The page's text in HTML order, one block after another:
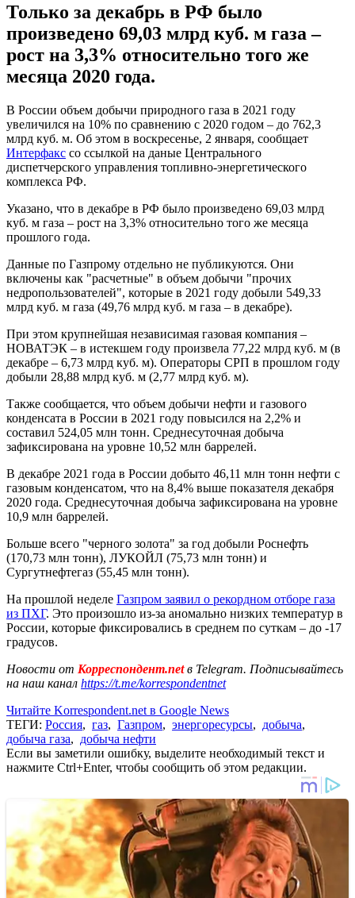
Только за декабрь в РФ было
произведено 69,03 млрд куб. м газа –
рост на 3,3% относительно того же
месяца 2020 года.
В России объем добычи природного газа в 2021 году
увеличился на 10% по сравнению с 2020 годом – до 762,3
млрд куб. м. Об этом в воскресенье, 2 января, сообщает
Интерфакс со ссылкой на даные Центрального
диспетчерского управления топливно-энергетического
комплекса РФ.
Указано, что в декабре в РФ было произведено 69,03 млрд
куб. м газа – рост на 3,3% относительно того же месяца
прошлого года.
Данные по Газпрому отдельно не публикуются. Они
включены как "расчетные" в объем добычи "прочих
недропользователей", которые в 2021 году добыли 549,33
млрд куб. м газа (49,76 млрд куб. м газа – в декабре).
При этом крупнейшая независимая газовая компания –
НОВАТЭК – в истекшем году произвела 77,22 млрд куб. м (в
декабре – 6,73 млрд куб. м). Операторы СРП в прошлом году
добыли 28,88 млрд куб. м (2,77 млрд куб. м).
Также сообщается, что объем добычи нефти и газового
конденсата в России в 2021 году повысился на 2,2% и
составил 524,05 млн тонн. Среднесуточная добыча
зафиксирована на уровне 10,52 млн баррелей.
В декабре 2021 года в России добыто 46,11 млн тонн нефти с
газовым конденсатом, что на 8,4% выше показателя декабря
2020 года. Среднесуточная добыча зафиксирована на уровне
10,9 млн баррелей.
Больше всего "черного золота" за год добыли Роснефть
(170,73 млн тонн), ЛУКОЙЛ (75,73 млн тонн) и
Сургутнефтегаз (55,45 млн тонн).
На прошлой неделе Газпром заявил о рекордном отборе газа
из ПХГ. Это произошло из-за аномально низких температур в
России, которые фиксировались в среднем по суткам – до -17
градусов.
Новости от Корреспондент.netв Telegram. Подписывайтесь
на наш канал https://t.me/korrespondentnet
Читайте Korrespondent.net в Google News
ТЕГИ: Россия, газ, Газпром, энергоресурсы, добыча,
добыча газа, добыча нефти
Если вы заметили ошибку, выделите необходимый текст и
нажмите Ctrl+Enter, чтобы сообщить об этом редакции.